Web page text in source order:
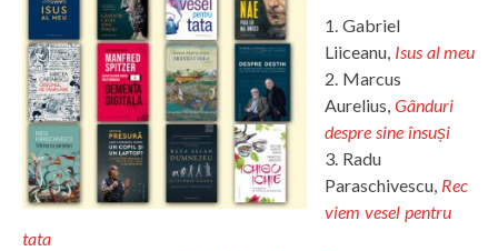
1. Gabriel
Liiceanu, Isus al meu
2. Marcus
Aurelius, Gânduri
despre sine însuși
3. Radu
Paraschivescu, Rec
viem vesel pentru
tata